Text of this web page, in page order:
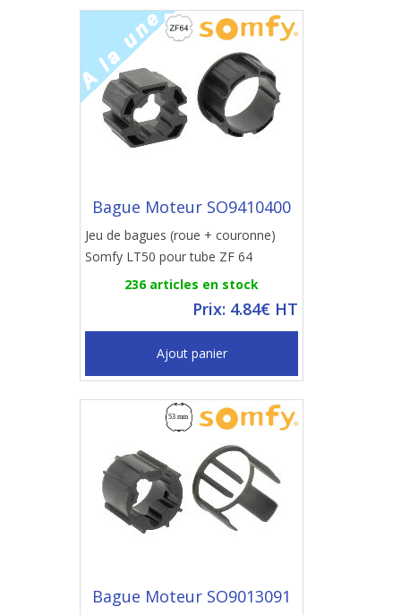
Bague Moteur SO9410400
Jeu de bagues (roue + couronne)
Somfy LT50 pour tube ZF 64
236 articles en stock
Prix: 4.84€ HT
Ajout panier
Bague Moteur SO9013091